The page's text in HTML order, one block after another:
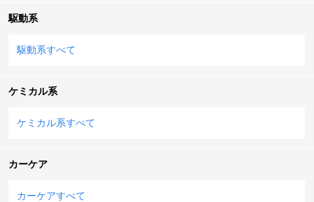
駆動系
駆動系すべて
ケミカル系
ケミカル系すべて
カーケア
カーケアすべて